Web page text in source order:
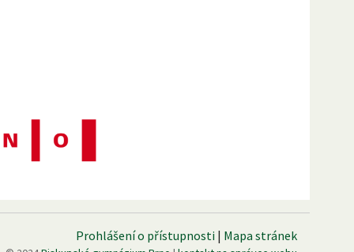
Prohlášení o přístupnosti | Mapa stránek